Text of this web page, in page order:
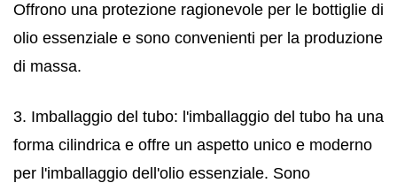
Offrono una protezione ragionevole per le bottiglie di
olio essenziale e sono convenienti per la produzione
di massa.
3. Imballaggio del tubo: l'imballaggio del tubo ha una
forma cilindrica e offre un aspetto unico e moderno
per l'imballaggio dell'olio essenziale. Sono